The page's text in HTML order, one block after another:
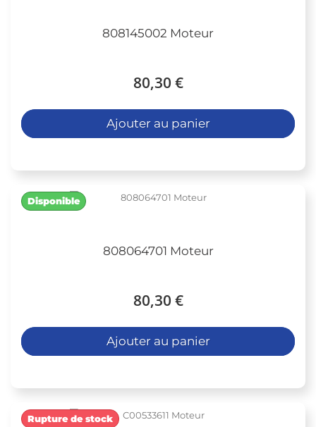
808145002 Moteur
80,30 €
Ajouter au panier
808064701 Moteur
80,30 €
Disponible
Ajouter au panier
Rupture de stock